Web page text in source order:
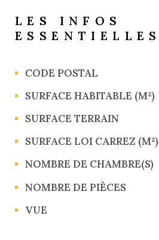
LES INFOS
ESSENTIELLES
Caractérisque Valeurs
CODE POSTAL
SURFACE HABITABLE (M²)
SURFACE TERRAIN
SURFACE LOI CARREZ (M²)
NOMBRE DE CHAMBRE(S)
NOMBRE DE PIÈCES
VUE